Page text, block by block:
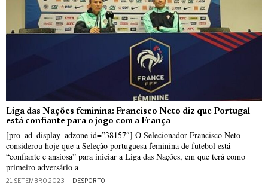
Liga das Nações feminina: Francisco Neto diz que Portugal
está confiante para o jogo com a França
[pro_ad_display_adzone id=”38157″] O Selecionador Francisco Neto
considerou hoje que a Seleção portuguesa feminina de futebol está
“confiante e ansiosa” para iniciar a Liga das Nações, em que terá como
primeiro adversário a
21 SETEMBRO, 2023 DESPORTO